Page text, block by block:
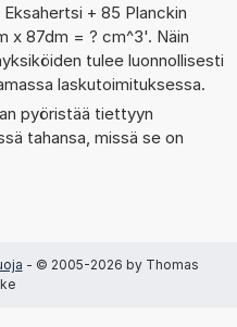
+ 85 Planckin
x 87dm = ? cm^3'. Näin
tulee luonnollisesti
laskutoimituksessa.
pyöristää tiettyyn
tahansa, missä se on
- © 2005-2026 by Thomas